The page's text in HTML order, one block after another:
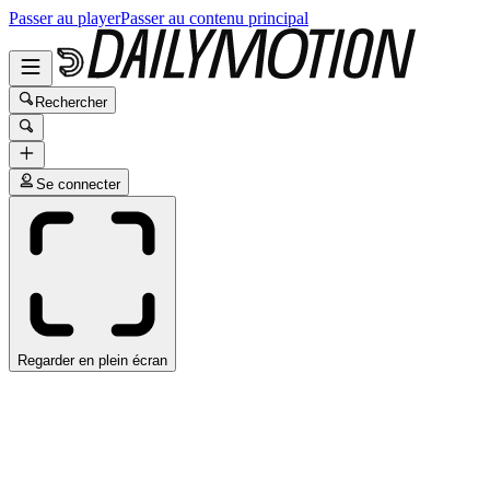
Passer au playerPasser au contenu principal
Rechercher
Se connecter
Regarder en plein écran